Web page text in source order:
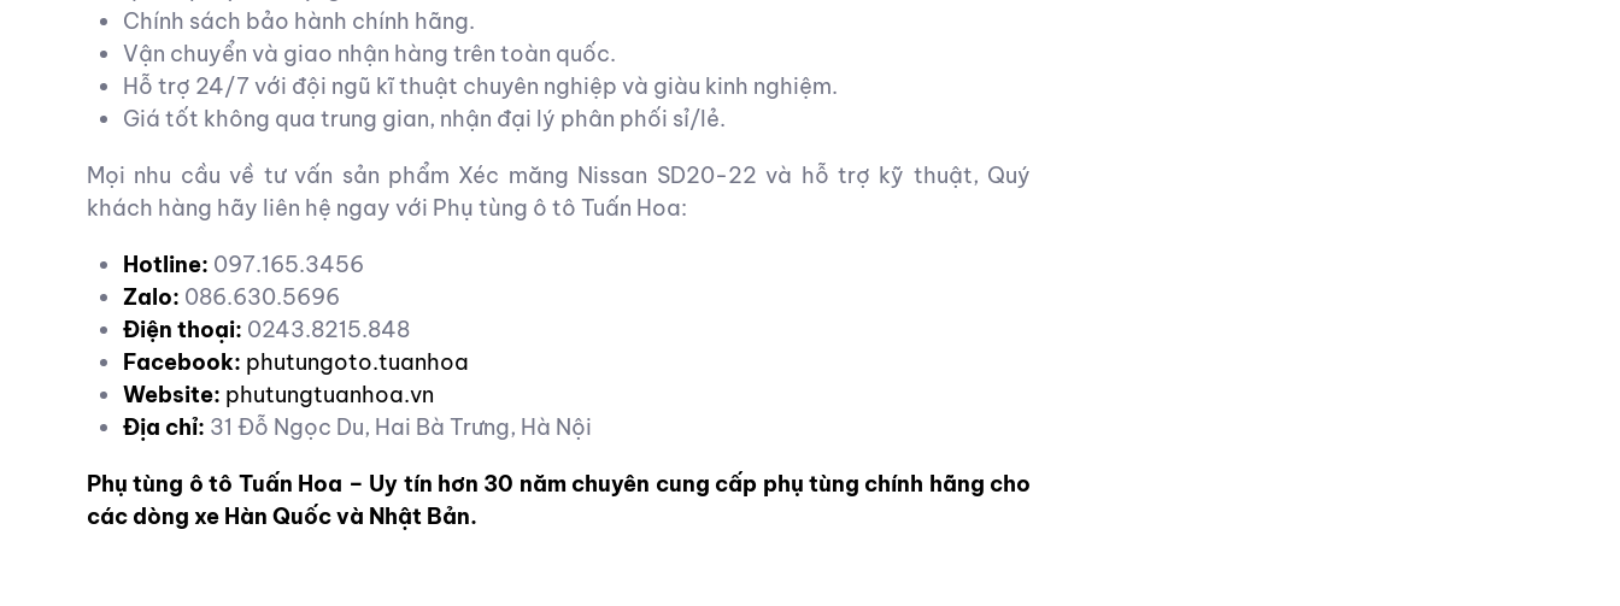
Chính sách bảo hành chính hãng.
Vận chuyển và giao nhận hàng trên toàn quốc.
Hỗ trợ 24/7 với đội ngũ kĩ thuật chuyên nghiệp và giàu kinh nghiệm.
Giá tốt không qua trung gian, nhận đại lý phân phối sỉ/lẻ.
Mọi nhu cầu về tư vấn sản phẩm Xéc măng Nissan SD20-22 và hỗ trợ kỹ thuật, Quý
khách hàng hãy liên hệ ngay với Phụ tùng ô tô Tuấn Hoa:
Hotline: 097.165.3456
Zalo: 086.630.5696
Điện thoại: 0243.8215.848
Facebook: phutungoto.tuanhoa
Website: phutungtuanhoa.vn
Địa chỉ: 31 Đỗ Ngọc Du, Hai Bà Trưng, Hà Nội
Phụ tùng ô tô Tuấn Hoa – Uy tín hơn 30 năm chuyên cung cấp phụ tùng chính hãng cho
các dòng xe Hàn Quốc và Nhật Bản.